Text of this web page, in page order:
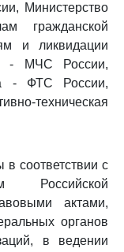
Министерство
гражданской
и ликвидации
- МЧС России,
- ФТС России,
техническая
соответствии с
Российской
актами,
органов
в ведении